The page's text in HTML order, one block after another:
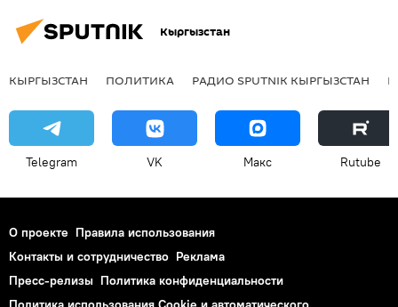
Кыргызстан
КЫРГЫЗСТАН ПОЛИТИКА РАДИО SPUTNIK КЫРГЫЗСТАН
Telegram VK Макс Rutube
О проекте Правила использования
Контакты и сотрудничество Реклама
Пресс-релизы Политика конфиденциальности